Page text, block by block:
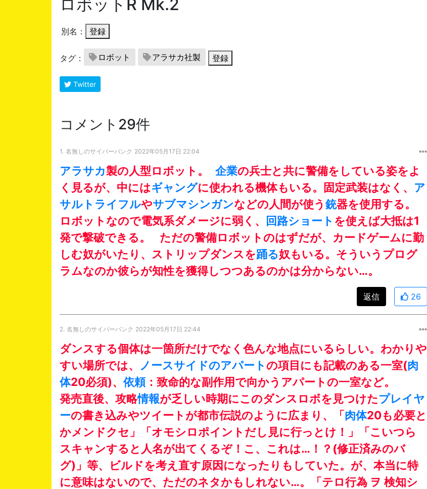
ロボットR Mk.2
別名： 登録
タグ： ロボット アラサカ社製 登録
Twitter
コメント29件
1. 名無しのサイバーパンク 2022年05月17日 22:04
アラサカ製の人型ロボット。 企業の兵士と共に警備をしている姿をよ
く見るが、中にはギャングに使われる機体もいる。固定武装はなく、 ア
サルトライフルやサブマシンガンなどの人間が使う 銃器を使用する。
ロボットなので電気系ダメージに弱く、
回路ショート を使えば大抵は1
発で撃破できる。 ただの警備ロボットのはずだが、カードゲームに勤
しむ奴がいたり、ストリップダンスを踊る奴もいる。そういうプログ
ラムなのか彼らが知性を獲得しつつあるのかは分からない…。
返信 26
2. 名無しのサイバーパンク 2022年05月17日 22:44
ダンスする個体は一箇所だけでなく色んな地点にいるらしい。わかりや
すい場所では、
ノースサイドのアパートの項目にも記載のある一室(肉
体20必須)、 依頼：致命的な副作用で向かうアパートの一室など。
発売直後、攻略情報が乏しい時期にこのダンスロボを見つけたプレイヤ
ーの書き込みやツイートが都市伝説のように広まり、「肉体20も必要と
かメンドクセ」「オモシロポイントだし見に行っとけ！」「こいつら
スキャンすると人名が出てくるぞ！こ、これは…！？(修正済みのバ
グ)」等、ビルドを考え直す原因になったりもしていた。が、本当に特
に意味はないので、ただのネタかもしれない…。「テロ行為 ヲ 検知シ